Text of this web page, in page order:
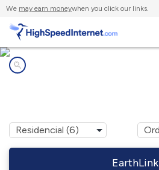
We may earn moneywhen you click our links.
EarthLink